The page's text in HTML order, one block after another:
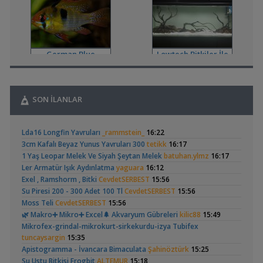
200 Litre Yeni Bitkili Tankım volkangunes,11:06
Akvaryum Tanıtımı
15 Litre Akvaryumu Karides Tankına Çevirme ve Tavsiyeler
Durustyilan,00:25
Sobo Aq 907 F Dış Filtre Pervane Ve MilOmerdrms,00:02
Filtreleme Seçenekleri
Akvaryum Tasarımımahirbs1,23:25
Co2 Dolum Yeri Duboisi_ ,20:59
Işık CO2 ve Ekipmanlar
Tür Önerisi Ahmet53 ,19:52
Akvaryum ve Tür Tavsiyesi
Lowtech Bitkiler İle Hobiye Dönüş aydin3437
Akvaryum Tanıtımı
Frontoza Cinsiyetakvaradam
Cinsiyet ve Tür Belirleme
Ciklet Balığı Boy Aldırma Ygghjh,17:00
Yeni Üye Forumu
Basit Melek Ve Cuce Vatoz Akvaryumu (200 Litre)saturday
German Blue
Ramirezi
Head Üreme Süreci
Vlog
Apistogramma
Hongsloi Çiftim Ve
Yavruları
(4)
Lowtech Bitkiler İle
Hobiye Dönüş
Vatoz Akvaryumu
(200 Litre)
30x20x20 Ramshorn
SON İLANLAR
Lda16 Longfin Yavruları _rammstein_ 16:22
3cm Kafalı Beyaz Yunus Yavruları 300 tetikk 16:17
1 Yaş Leopar Melek Ve Siyah Şeytan Melekbatuhan.ylmz 16:17
Ler Armatür Işık Aydınlatma yaguara 16:12
Exel , Ramshorm , Bitki CevdetSERBEST 15:56
Su Piresi 200 - 300 Adet 100 Tl CevdetSERBEST 15:56
Moss Teli CevdetSERBEST 15:56
🌿 Makro➕️ Mikro➕ Excel🌲 Akvaryum Gübreleri kilic88 15:49
Mikrofex-grindal-mikrokurt-sirkekurdu-izya Tubifex
tuncaysargin 15:35
Apistogramma - İvancara Bimaculata Şahinöztürk 15:25
Su Ustu Bitkisi Frogbit ALTEMUR 15:18